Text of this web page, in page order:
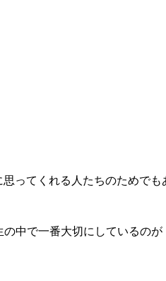
ってくれる人たちのためで
中で一番大切にしているのが